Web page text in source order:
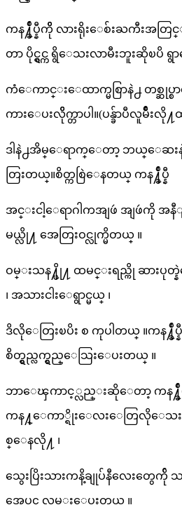
ကန႔္ခ်ဳပ္နီကိို လားရိုးေစ်းႀကီးအတ
တာ ပိုင္ရွင္က ရွိေသးလာမီးဘူးဆိုၿပိ
ကံေကာင္းေထာက္မစြာနဲ႕ တစ္ဆု
ကားေပးလိိုက္တာပါ။(ပန္ခ်ာပီလူမ်ိဳးလို႔
ဒါနဲ႕အိမ္ေရာက္ေတာ့ ဘယ္ေဆ
တြးတယ္။စိတ္ကစြဲေနတယ္ ကန႔္ခ်ဳပ္နီ
အင္းငါ့ေရာဂါကအျဖဴ အျဖဴကို အနီ
မယ္လို႔ အေတြးဝင္လုက္မိတယ္ ။
ဝမ္းသန႔္ဖို႔ ထမင္းရည္ကို ဆားပု
၊ အသားငါးေရွာင္မယ္ ၊
ဒိလိုေတြးၿပိး စ ကုပါတယ္ ။ကန႔္
စိတ္ရွည္လက္ရွည္ေသြးေပးတယ္ ။
ဘာေၾကာင့္လည္းဆိုေတာ့ ကန႔္ခ်ဳ
ကန႔္ေကာ္ရိုးေလးေတြလိုေသ
စ္ေနလို႔ ၊
သွေးပြိးသားကနိ့ချုပ်နီလေးတွေ
အေပၚ လမ္းေပးတယ္ ။